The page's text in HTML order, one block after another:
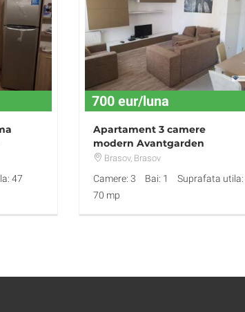
47
700 eur/luna
Apartament 3 camere
modern Avantgarden
Brasov, Brasov
Camere: 3 Bai: 1
Suprafata utila:
70 mp